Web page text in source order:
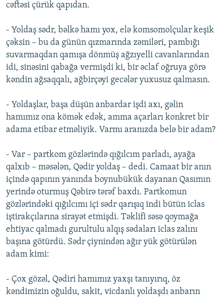
cəftəsi çürük qapıdan.
- Yoldaş sədr, bəlkə hamı yox, elə komsomolçular keşik
çəksin – bu da günün qızmarında zəmiləri, pambığı
suvarmaqdan qamışa dönmüş ağzıyelli cavanlarından
idi, sinəsini qabağa vermişdi ki, bir əclaf oğruya görə
kəndin ağsaqqalı, ağbirçəyi gecələr yuxusuz qalmasın.
- Yoldaşlar, başa düşün anbardar işdi axı, gəlin
hamımız ona kömək edək, amma açarları konkret bir
adama etibar etməliyik. Varmı aranızda belə bir adam?
- Var – partkom gözlərində qığılcım parladı, ayağa
qalxıb – məsələn, Qədir yoldaş – dedi. Camaat bir anın
içində qapının yanında boynubükük dayanan Qasımın
yerində oturmuş Qəbirə tərəf baxdı. Partkomun
gözlərindəki qığılcımı içi sədr qarışıq indi bütün iclas
iştirakçılarına sirayət etmişdi. Təklifi səsə qoymağa
ehtiyac qalmadı gurultulu alqış sədaları iclas zalını
başına götürdü. Sədr çiynindən ağır yük götürülən
adam kimi:
- Çox gözəl, Qədiri hamımız yaxşı tanıyırıq, öz
kəndimizin oğuldu, sakit, vicdanlı yoldaşdı anbarın